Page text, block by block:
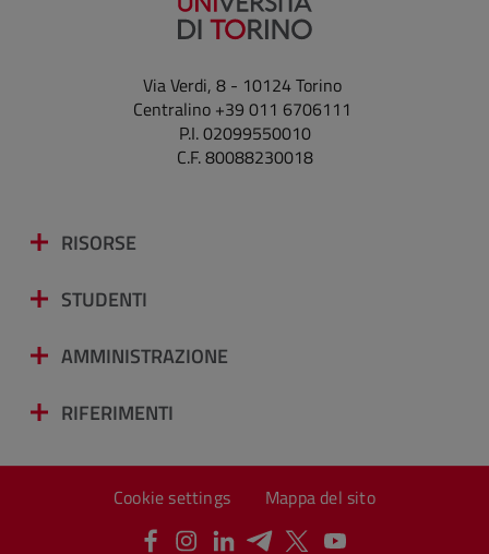
Via Verdi, 8 - 10124 Torino
Centralino +39 011 6706111
P.I. 02099550010
C.F. 80088230018
RISORSE
STUDENTI
AMMINISTRAZIONE
RIFERIMENTI
Cookie settings Mappa del sito